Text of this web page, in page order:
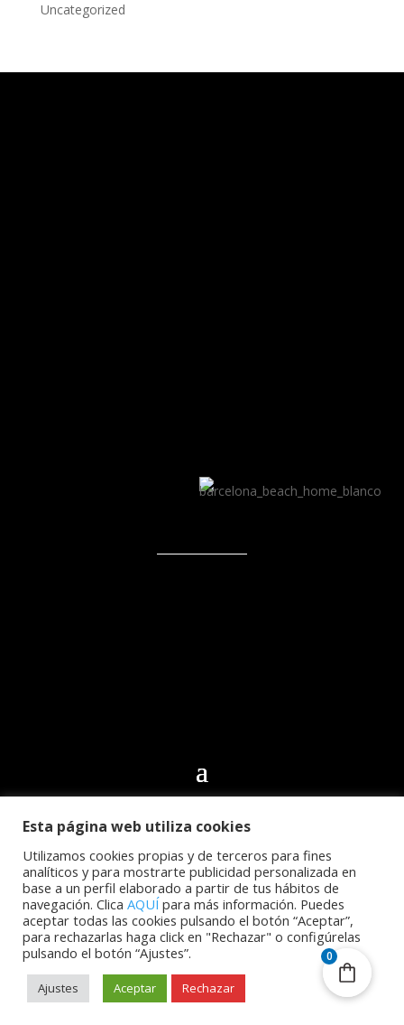
Uncategorized
© 2024 Club Deportivo CN Echeyde Acidalio Lorenzo.
Todos los derechos reservados | Desarrollo web por
Cidecán
Esta página web utiliza cookies
Utilizamos cookies propias y de terceros para fines
analíticos y para mostrarte publicidad personalizada en
base a un perfil elaborado a partir de tus hábitos de
navegación. Clica AQUÍ para más información. Puedes
aceptar todas las cookies pulsando el botón “Aceptar”,
para rechazarlas haga click en "Rechazar" o configúrelas
pulsando el botón “Ajustes”.
Ajustes Aceptar Rechazar
0